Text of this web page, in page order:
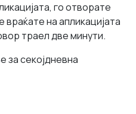
го отворате
на апликацијата
траел две минути.
за секојдневна